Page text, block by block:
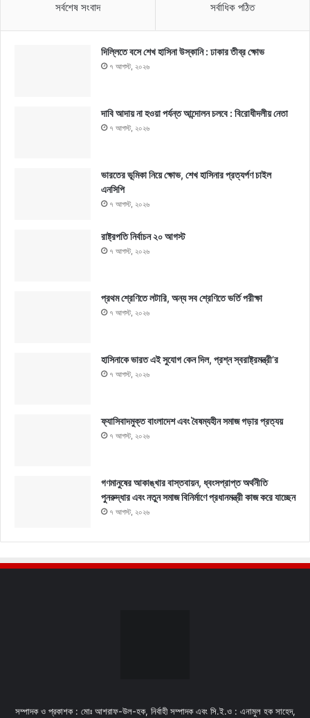
সর্বশেষ সংবাদ সর্বাধিক পঠিত
দিল্লিতে বসে শেখ হাসিনা উস্কানি : ঢাকার তীব্র ক্ষোভ
৭ আগস্ট, ২০২৬
দাবি আদায় না হওয়া পর্যন্ত আন্দোলন চলবে : বিরোধীদলীয় নেতা
৭ আগস্ট, ২০২৬
ভারতের ভূমিকা নিয়ে ক্ষোভ, শেখ হাসিনার প্রত্যর্পণ চাইল
এনসিপি
৭ আগস্ট, ২০২৬
রাষ্ট্রপতি নির্বাচন ২০ আগস্ট
৭ আগস্ট, ২০২৬
প্রথম শ্রেণিতে লটারি, অন্য সব শ্রেণিতে ভর্তি পরীক্ষা
৭ আগস্ট, ২০২৬
হাসিনাকে ভারত এই সুযোগ কেন দিল, প্রশ্ন স্বরাষ্ট্রমন্ত্রী’র
৭ আগস্ট, ২০২৬
ফ্যাসিবাদমুক্ত বাংলাদেশ এবং বৈষম্যহীন সমাজ গড়ার প্রত্যয়
৭ আগস্ট, ২০২৬
গণমানুষের আকাঙ্খার বাস্তবায়ন, ধ্বংসপ্রাপ্ত অর্থনীতি
পুনরুদ্ধার এবং নতুন সমাজ বিনির্মাণে প্রধানমন্ত্রী কাজ করে যাচ্ছেন
৭ আগস্ট, ২০২৬
সম্পাদক ও প্রকাশক : মোঃ আশরাফ-উল-হক, নির্বাহী সম্পাদক এবং সি.ই.ও : এনামুল হক সাহেদ,